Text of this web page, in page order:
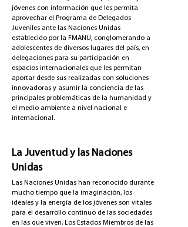
jóvenes con información que les permita
aprovechar el Programa de Delegados
Juveniles ante las Naciones Unidas
establecido por la FMANU, conglomerando a
adolescentes de diversos lugares del país, en
delegaciones para su participación en
espacios internacionales que les permitan
aportar desde sus realizadas con soluciones
innovadoras y asumir la conciencia de las
principales problemáticas de la humanidad y
el medio ambiente a nivel nacional e
internacional.
La Juventud y las Naciones
Unidas
Las Naciones Unidas han reconocido durante
mucho tiempo que la imaginación, los
ideales y la energía de los jóvenes son vitales
para el desarrollo continuo de las sociedades
en las que viven. Los Estados Miembros de las